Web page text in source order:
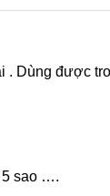
Dùng được
5 sao ….